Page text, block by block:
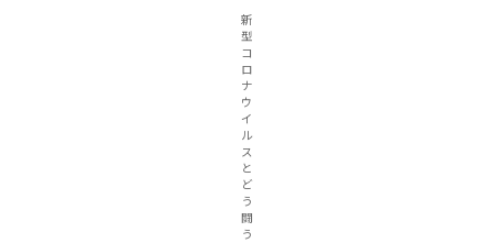
新
型
コ
ロ
ナ
ウ
イ
ル
ス
と
ど
う
闘
う